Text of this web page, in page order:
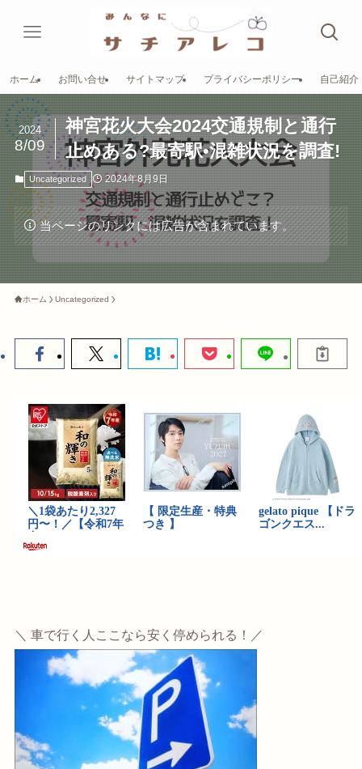
ホーム お問い合せ サイトマップ プライバシーポリシー 自己紹介
神宮花火大会2024交通規制と通行
止めある?最寄駅•混雑状況を調査!
2024
8/09
Uncategorized 2024年8月9日
当ページのリンクには広告が含まれています。
ホーム Uncategorized
＼ 車で行く人ここなら安く停められる！／